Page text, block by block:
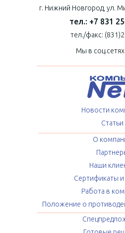
г. Нижний Новгород, ул.
тел.: +7 831
тел./факс:
Мы в соц.сетях
Новости
Статьи
О
Наши
Сертификаты и
Работа в
Положение о